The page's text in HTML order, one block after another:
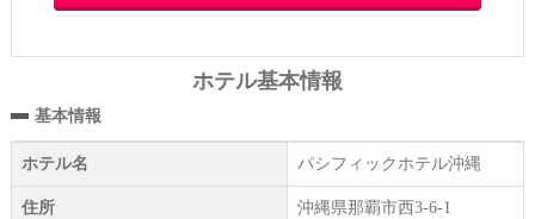
ホテル基本情報
基本情報
ホテル名 パシフィックホテル沖縄
住所 沖縄県那覇市西3-6-1